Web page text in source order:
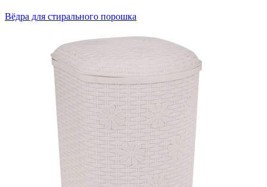
Вёдра для стирального порошка